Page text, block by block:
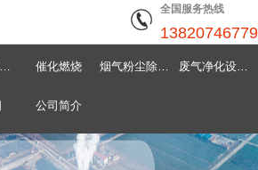
全国服务热线
13820746779
VOC废气处理设备 催化燃烧 烟气粉尘除尘器 废气净化设备中心
公司简介